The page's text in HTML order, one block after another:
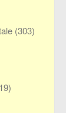
(303)